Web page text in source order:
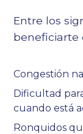
Entre los
beneficiarte
Congestión
Dificultad
cuando está
Ronquidos